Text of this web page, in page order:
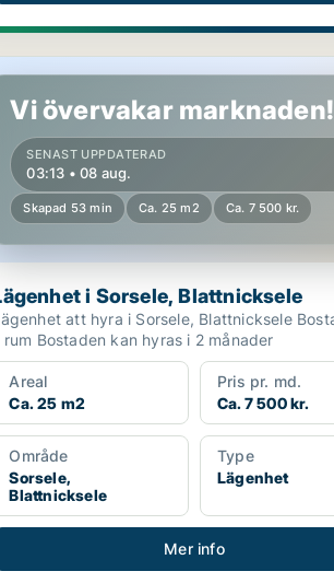
i Sorsele, Blattnicksele
Vi övervakar marknaden!
SENAST UPPDATERAD
03:13 • 08 aug.
Skapad 53 min Ca. 25 m2 Ca. 7 500 kr.
i Sorsele, Blattnicksele
att hyra i Sorsele, Blattnicksele Bostaden har
1 rum Bostaden kan hyras i 2 månader
Areal
Ca. 25 m2
Pris pr. md.
Ca. 7 500 kr.
Område
Sorsele,
Blattnicksele
Type
Lägenhet
Mer info